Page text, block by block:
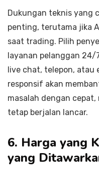
Dukungan teknis yang
penting, terutama jika
saat trading. Pilih
layanan pelanggan 24/
live chat, telepon, atau
responsif akan
masalah dengan
tetap berjalan lancar.
6. Harga yang
yang